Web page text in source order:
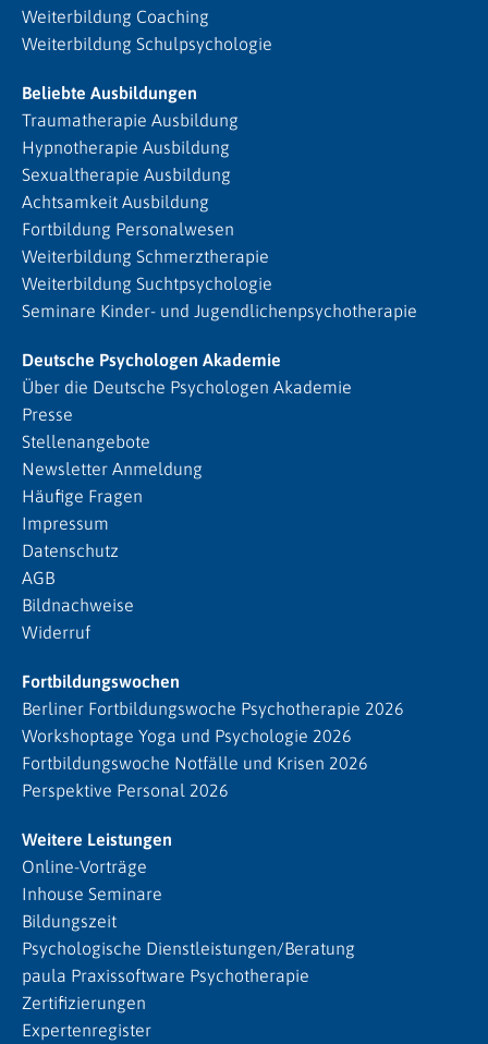
Weiterbildung Coaching
Weiterbildung Schulpsychologie
Beliebte Ausbildungen
Traumatherapie Ausbildung
Hypnotherapie Ausbildung
Sexualtherapie Ausbildung
Achtsamkeit Ausbildung
Fortbildung Personalwesen
Weiterbildung Schmerztherapie
Weiterbildung Suchtpsychologie
Seminare Kinder- und Jugendlichenpsychotherapie
Deutsche Psychologen Akademie
Über die Deutsche Psychologen Akademie
Presse
Stellenangebote
Newsletter Anmeldung
Häufige Fragen
Impressum
Datenschutz
AGB
Bildnachweise
Widerruf
Fortbildungswochen
Berliner Fortbildungswoche Psychotherapie 2026
Workshoptage Yoga und Psychologie 2026
Fortbildungswoche Notfälle und Krisen 2026
Perspektive Personal 2026
Weitere Leistungen
Online-Vorträge
Inhouse Seminare
Bildungszeit
Psychologische Dienstleistungen/Beratung
paula Praxissoftware Psychotherapie
Zertifizierungen
Expertenregister